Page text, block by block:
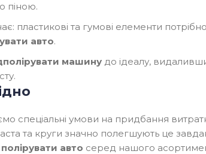
піною.
пластикові та гумові елементи
авто.
машину до ідеалу,
спеціальні умови на придбання
та круги значно полегшують це
авто серед нашого